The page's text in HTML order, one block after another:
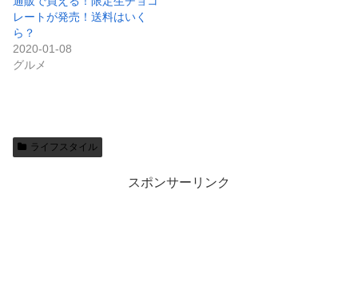
レートが発売！送料はいく
ら？
2020-01-08
グルメ
ライフスタイル
スポンサーリンク